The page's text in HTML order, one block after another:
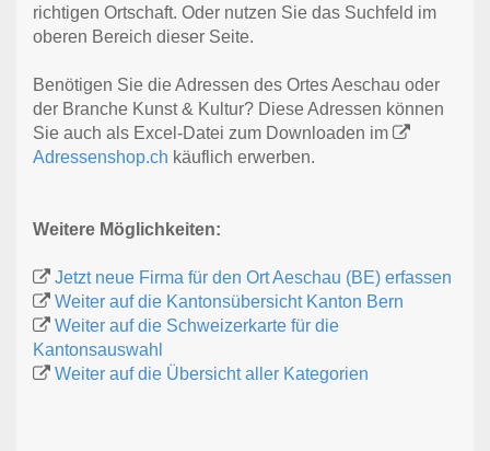
richtigen Ortschaft. Oder nutzen Sie das Suchfeld im
oberen Bereich dieser Seite.
Benötigen Sie die Adressen des Ortes Aeschau oder
der Branche Kunst & Kultur? Diese Adressen können
Sie auch als Excel-Datei zum Downloaden im
Adressenshop.ch käuflich erwerben.
Weitere Möglichkeiten:
Jetzt neue Firma für den Ort Aeschau (BE) erfassen
Weiter auf die Kantonsübersicht Kanton Bern
Weiter auf die Schweizerkarte für die
Kantonsauswahl
Weiter auf die Übersicht aller Kategorien